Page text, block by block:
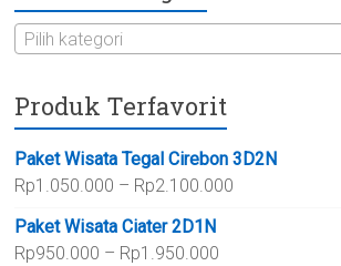
Pilih kategori
Produk Terfavorit
Paket Wisata Tegal Cirebon 3D2N
Rp1.050.000 – Rp2.100.000
Paket Wisata Ciater 2D1N
Rp950.000 – Rp1.950.000